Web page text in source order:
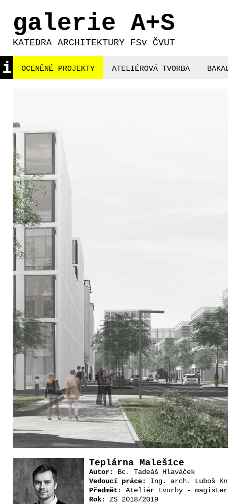
galerie A+S
KATEDRA ARCHITEKTURY FSv ČVUT
i OCENĚNÉ PROJEKTY ATELIÉROVÁ TVORBA
Teplárna Malešice
Autor:
Bc. Tadeáš Hlaváček
Vedoucí práce:
Ing. arch. Luboš
Předmět:
Ateliér tvorby -
Rok:
ZS 2018/2019